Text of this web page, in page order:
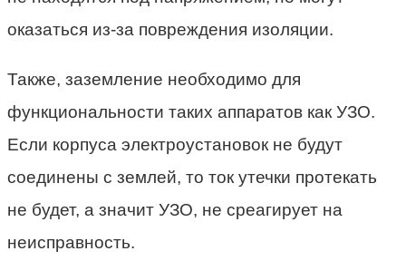
оказаться из-за повреждения изоляции.
Также, заземление необходимо для
функциональности таких аппаратов как УЗО.
Если корпуса электроустановок не будут
соединены с землей, то ток утечки протекать
не будет, а значит УЗО, не среагирует на
неисправность.